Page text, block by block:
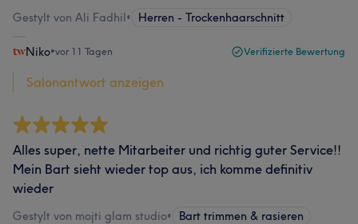
Gestylt von Ali Fadhil• Herren - Trockenhaarschnitt
Niko•vor 11 Tagen Verifizierte Bewertung
Salonantwort anzeigen
Alles super, nette Mitarbeiter und richtig guter Service!!
Mein Bart sieht wieder top aus, ich komme definitiv
wieder
Gestylt von mojti glam studio• Bart trimmen & rasieren